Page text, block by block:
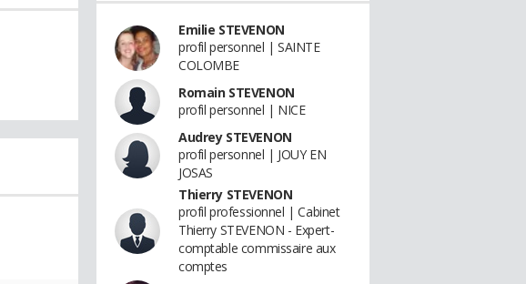
Emilie STEVENON
profil personnel | SAINTE
COLOMBE
Romain STEVENON
profil personnel | NICE
Audrey STEVENON
profil personnel | JOUY EN
JOSAS
Thierry STEVENON
profil professionnel | Cabinet
Thierry STEVENON - Expert-
comptable commissaire aux
comptes